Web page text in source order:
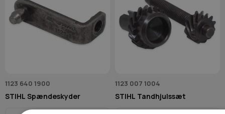
1123 640 1900
STIHL Spændeskyder
1123 007 1004
STIHL Tandhjulssæt